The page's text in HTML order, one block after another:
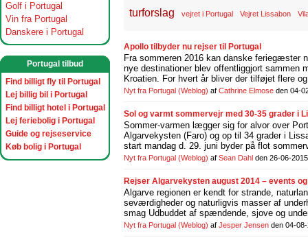
Golf i Portugal
Vin fra Portugal
Danskere i Portugal
Portugal tilbud
Find billigt fly til Portugal
Lej billig bil i Portugal
Find billigt hotel i Portugal
Lej feriebolig i Portugal
Guide og rejseservice
Køb bolig i Portugal
turforslag vejret i Portugal Vejret Lissabon
Apollo tilbyder nu rejser til Portugal
Fra sommeren 2016 kan danske feriegæster
nye destinationer blev offentliggjort sammen
Kroatien. For hvert år bliver der tilføjet flere
Nyt fra Portugal (Weblog) af Cathrine Elmose den 04-
Sol og varmt sommervejr med 30-35 grader i
Sommer-varmen lægger sig for alvor over
Algarvekysten (Faro) og op til 34 grader i
start mandag d. 29. juni byder på flot
Nyt fra Portugal (Weblog) af Sean Dahl den 26-06-2015
Rejser Algarvekysten august 2014 – events
Algarve regionen er kendt for strande,
seværdigheder og naturligvis masser af
smag Udbuddet af spændende, sjove og
Nyt fra Portugal (Weblog) af Jesper Jensen den 04-